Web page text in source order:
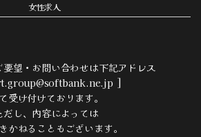
女性求人
要望・お問い合わせは下記アドレス
]
受け付けております。
だし、内容によっては
かねることもございます。